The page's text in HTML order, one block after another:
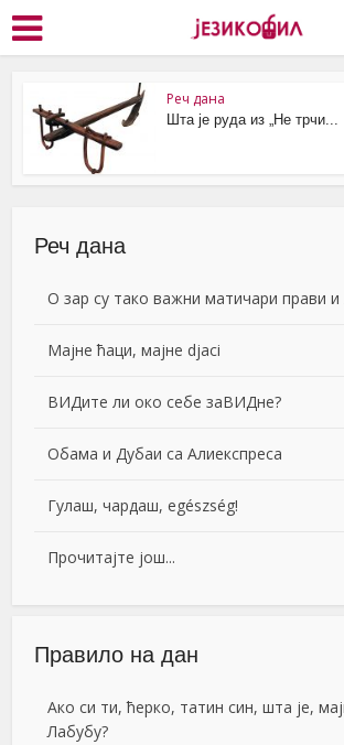
Реч дана
Шта је руда из „Не трчи...
Реч дана
О зар су тако важни матичари прави
Мајне ћаци, мајне djaci
ВИДите ли око себе заВИДне?
Обама и Дубаи са Алиекспреса
Гулаш, чардаш, egészség!
Прочитајте још...
Правило на дан
Ако си ти, ћерко, татин син, шта је,
Лабубу?